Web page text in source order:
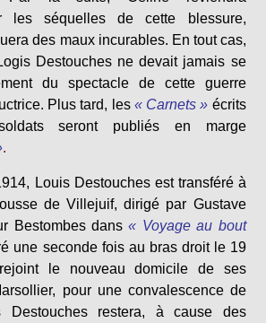
les séquelles de cette blessure,
des maux incurables. En tout cas,
Destouches ne devait jamais se
du spectacle de cette guerre
Plus tard, les « Carnets » écrits
seront publiés en marge
.
Louis Destouches est transféré à
de Villejuif, dirigé par Gustave
Bestombes dans « Voyage au bout
une seconde fois au bras droit le 19
le nouveau domicile de ses
pour une convalescence de
Destouches restera, à cause des